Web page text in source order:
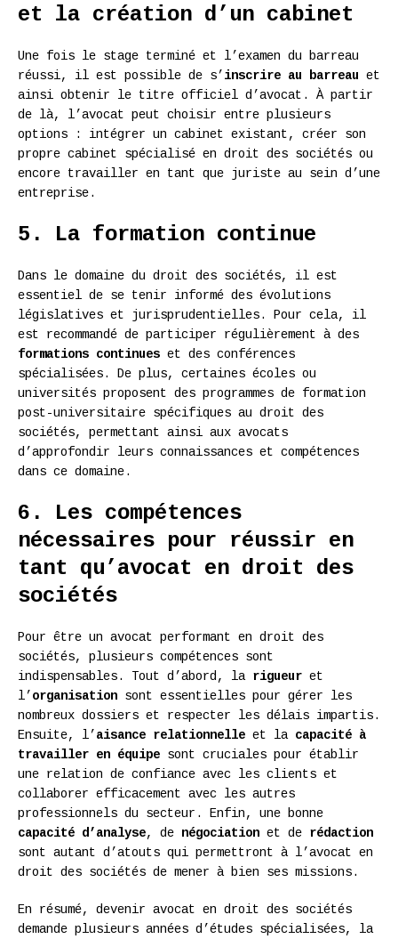
et la création d’un cabinet
Une fois le stage terminé et l’examen du barreau
réussi, il est possible de s’ inscrire au barreau et
ainsi obtenir le titre officiel d’avocat. À partir
de là, l’avocat peut choisir entre plusieurs
options : intégrer un cabinet existant, créer son
propre cabinet spécialisé en droit des sociétés ou
encore travailler en tant que juriste au sein d’une
entreprise.
5. La formation continue
Dans le domaine du droit des sociétés, il est
essentiel de se tenir informé des évolutions
législatives et jurisprudentielles. Pour cela, il
est recommandé de participer régulièrement à des
formations continues et des conférences
spécialisées. De plus, certaines écoles ou
universités proposent des programmes de formation
post-universitaire spécifiques au droit des
sociétés, permettant ainsi aux avocats
d’approfondir leurs connaissances et compétences
dans ce domaine.
6. Les compétences
nécessaires pour réussir en
tant qu’avocat en droit des
sociétés
Pour être un avocat performant en droit des
sociétés, plusieurs compétences sont
indispensables. Tout d’abord, la rigueur et
l’ organisation sont essentielles pour gérer les
nombreux dossiers et respecter les délais impartis.
Ensuite, l’ aisance relationnelle et la capacité à
travailler en équipe sont cruciales pour établir
une relation de confiance avec les clients et
collaborer efficacement avec les autres
professionnels du secteur. Enfin, une bonne
capacité d’analyse, de négociation et de rédaction
sont autant d’atouts qui permettront à l’avocat en
droit des sociétés de mener à bien ses missions.
En résumé, devenir avocat en droit des sociétés
demande plusieurs années d’études spécialisées, la